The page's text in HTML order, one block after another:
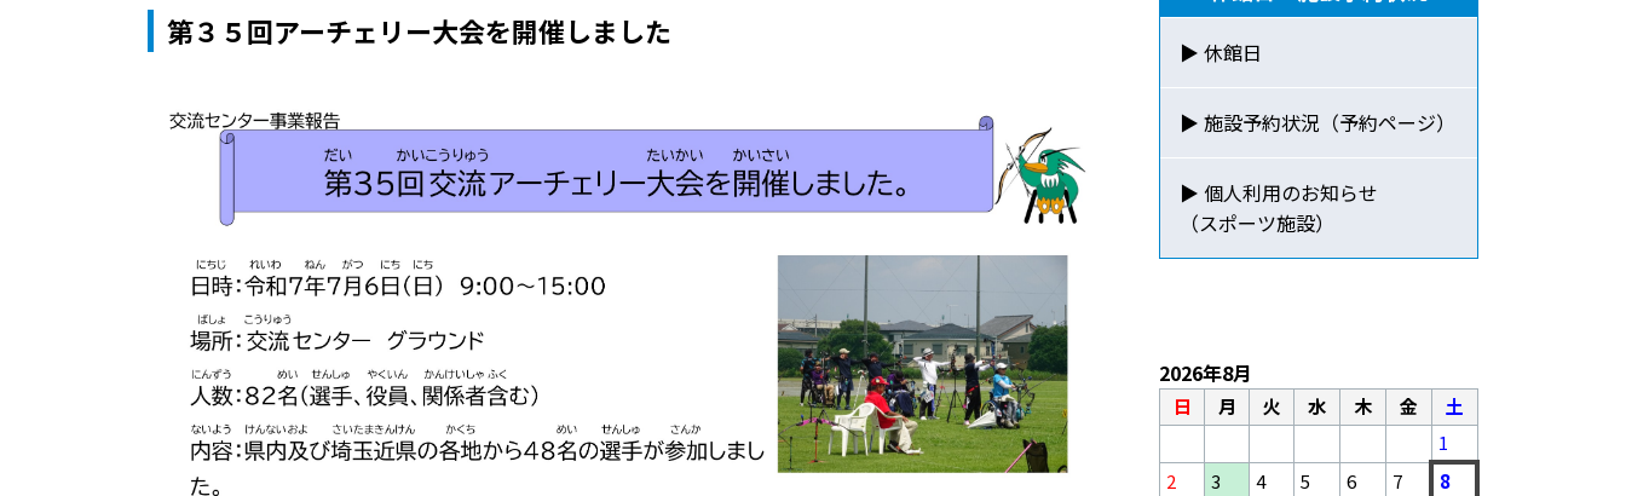
第３５回アーチェリー大会を開催しました
▶ 休館日
▶ 施設予約状況（予約ページ）
▶ 個人利用のお知らせ
（スポーツ施設）
2026年8月
日 月 火 水 木 金
土
1
2
3 4 5 6 7
8